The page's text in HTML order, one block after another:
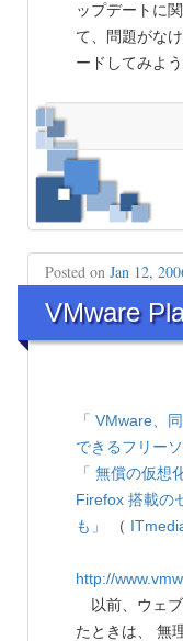
ップデートに
て、問題がな
ードしてみよ
Posted on Jan 12,
VMware
「 VMware、
できるフリー
「 無償の仮想
Firefox 搭載の
も」
（
http://
以前、ウェブ
たときは、 無